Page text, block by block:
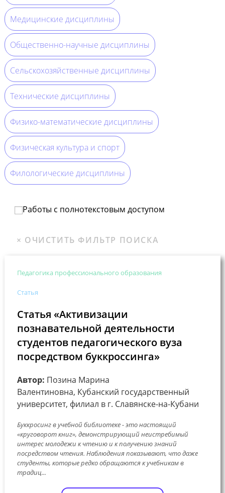
Медицинские дисциплины
Общественно-научные дисциплины
Сельскохозяйственные дисциплины
Технические дисциплины
Физико-математические дисциплины
Физическая культура и спорт
Филологические дисциплины
Работы с полнотекстовым доступом
Педагогика профессионального образования
Статья
Статья «Активизации
познавательной деятельности
студентов педагогического вуза
посредством буккроссинга»
Автор: Позина Марина
Валентиновна, Кубанский государственный
университет, филиал в г. Славянске-на-Кубани
Буккросинг в учебной библиотеке - это настоящий
«круговорот книг», демонстрирующий неистребимый
интерес молодежи к чтению и к получению знаний
посредством чтения. Наблюдения показывают, что даже
студенты, которые редко обращаются к учебникам в
традиц...